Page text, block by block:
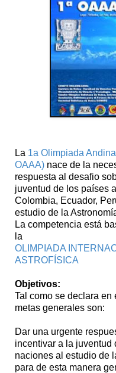
La 1a Olimpiada
OAAA) nace de la
respuesta al desafio
juventud de los países
Colombia, Ecuador,
estudio de la
La competencia está
la
OLIMPIADA
ASTROFÍSICA
Objetivos:
Tal como se declara
metas generales son:
Dar una urgente
incentivar a la
naciones al estudio de
para de esta manera